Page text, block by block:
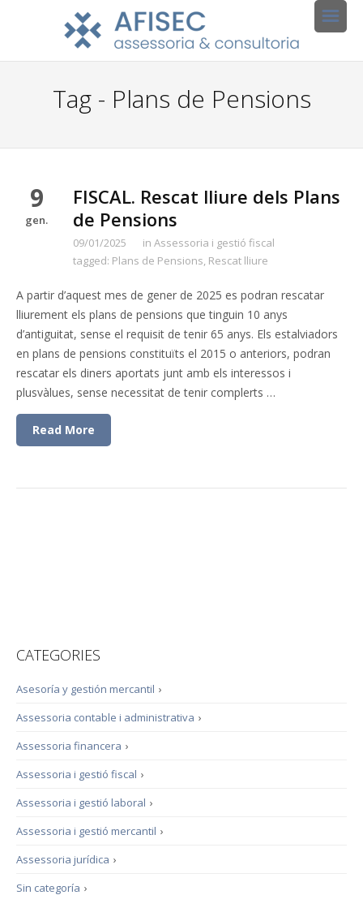
Tag - Plans de Pensions
9
gen.
FISCAL. Rescat lliure dels Plans
de Pensions
09/01/2025 in Assessoria i gestió fiscal
tagged: Plans de Pensions, Rescat lliure
A partir d’aquest mes de gener de 2025 es podran rescatar
lliurement els plans de pensions que tinguin 10 anys
d’antiguitat, sense el requisit de tenir 65 anys. Els estalviadors
en plans de pensions constituïts el 2015 o anteriors, podran
rescatar els diners aportats junt amb els interessos i
plusvàlues, sense necessitat de tenir complerts …
Read More
CATEGORIES
›
Asesoría y gestión mercantil
›
Assessoria contable i administrativa
›
Assessoria financera
›
Assessoria i gestió fiscal
›
Assessoria i gestió laboral
›
Assessoria i gestió mercantil
›
Assessoria jurídica
›
Sin categoría